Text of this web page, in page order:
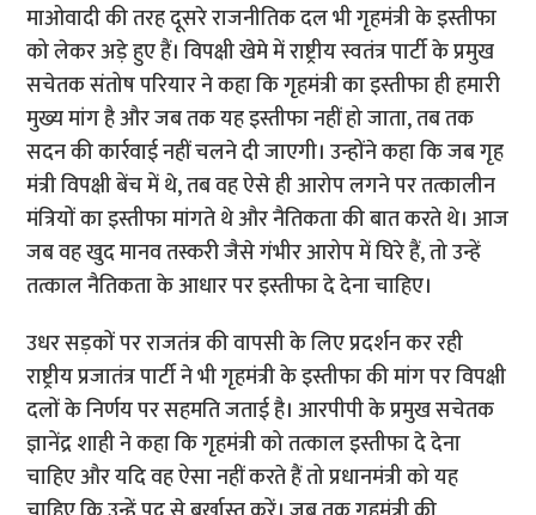
माओवादी की तरह दूसरे राजनीतिक दल भी गृहमंत्री के इस्तीफा
को लेकर अड़े हुए हैं। विपक्षी खेमे में राष्ट्रीय स्वतंत्र पार्टी के प्रमुख
सचेतक संतोष परियार ने कहा कि गृहमंत्री का इस्तीफा ही हमारी
मुख्य मांग है और जब तक यह इस्तीफा नहीं हो जाता, तब तक
सदन की कार्रवाई नहीं चलने दी जाएगी। उन्होंने कहा कि जब गृह
मंत्री विपक्षी बेंच में थे, तब वह ऐसे ही आरोप लगने पर तत्कालीन
मंत्रियों का इस्तीफा मांगते थे और नैतिकता की बात करते थे। आज
जब वह खुद मानव तस्करी जैसे गंभीर आरोप में घिरे हैं, तो उन्हें
तत्काल नैतिकता के आधार पर इस्तीफा दे देना चाहिए।
उधर सड़कों पर राजतंत्र की वापसी के लिए प्रदर्शन कर रही
राष्ट्रीय प्रजातंत्र पार्टी ने भी गृहमंत्री के इस्तीफा की मांग पर विपक्षी
दलों के निर्णय पर सहमति जताई है। आरपीपी के प्रमुख सचेतक
ज्ञानेंद्र शाही ने कहा कि गृहमंत्री को तत्काल इस्तीफा दे देना
चाहिए और यदि वह ऐसा नहीं करते हैं तो प्रधानमंत्री को यह